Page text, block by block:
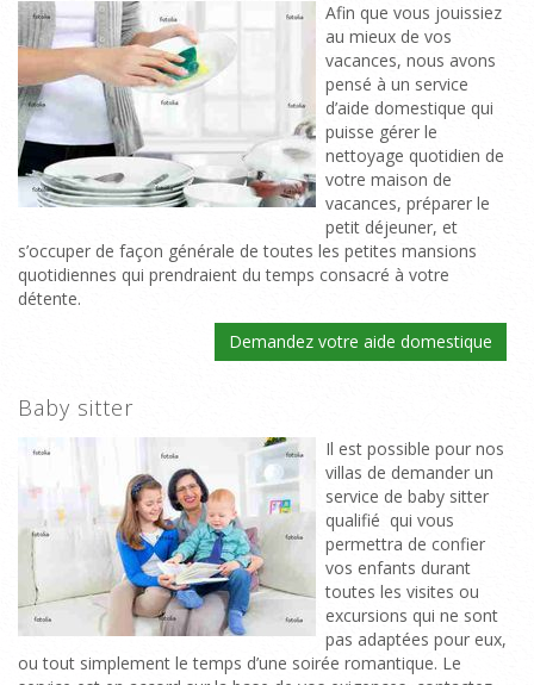
Afin que vous jouissiez
au mieux de vos
vacances, nous avons
pensé à un service
d’aide domestique qui
puisse gérer le
nettoyage quotidien de
votre maison de
vacances, préparer le
petit déjeuner, et
s’occuper de façon générale de toutes les petites mansions
quotidiennes qui prendraient du temps consacré à votre
détente.
Demandez votre aide domestique
Baby sitter
Il est possible pour nos
villas de demander un
service de baby sitter
qualifié qui vous
permettra de confier
vos enfants durant
toutes les visites ou
excursions qui ne sont
pas adaptées pour eux,
ou tout simplement le temps d’une soirée romantique. Le